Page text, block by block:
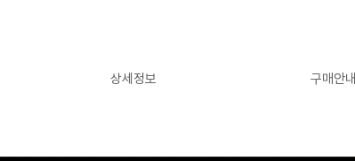
상세정보 구매안내